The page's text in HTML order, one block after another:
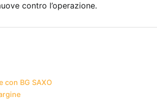
contro l’operazione.
con BG SAXO